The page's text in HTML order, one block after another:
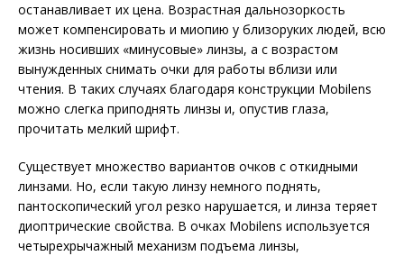
останавливает их цена. Возрастная дальнозоркость
может компенсировать и миопию у близоруких людей, всю
жизнь носивших «минусовые» линзы, а с возрастом
вынужденных снимать очки для работы вблизи или
чтения. В таких случаях благодаря конструкции Mobilens
можно слегка приподнять линзы и, опустив глаза,
прочитать мелкий шрифт.
Существует множество вариантов очков с откидными
линзами. Но, если такую линзу немного поднять,
пантоскопический угол резко нарушается, и линза теряет
диоптрические свойства. В очках Mobilens используется
четырехрычажный механизм подъема линзы,